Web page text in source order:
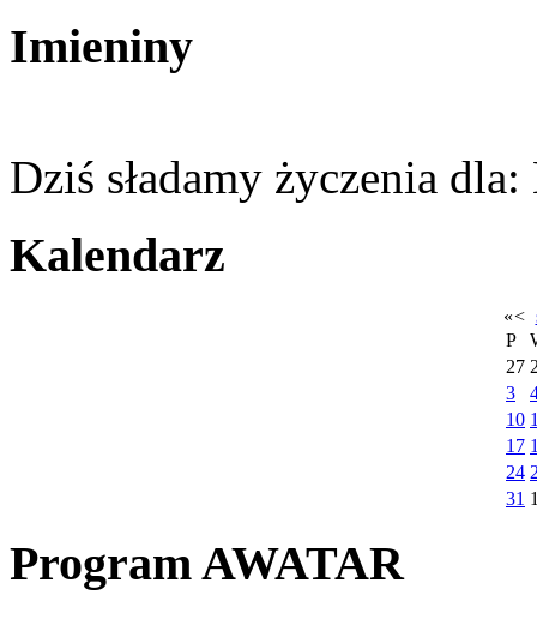
Imieniny
Dziś sładamy życzenia dla:
Kalendarz
«<
P
27
3
10
17
24
31
Program AWATAR